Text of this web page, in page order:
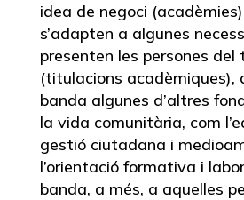
idea de negoci
s’adapten a algunes
presenten les persones del
(titulacions acadèmiques),
banda algunes d’altres
la vida comunitària, com
gestió ciutadana i
l’orientació formativa i
banda, a més, a aquelles